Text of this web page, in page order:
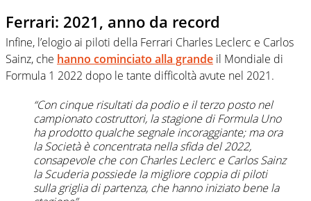
Ferrari: 2021, anno da record
Infine, l’elogio ai piloti della Ferrari Charles Leclerc e Carlos
Sainz, che hanno cominciato alla grande il Mondiale di
Formula 1 2022 dopo le tante difficoltà avute nel 2021.
“Con cinque risultati da podio e il terzo posto nel
campionato costruttori, la stagione di Formula Uno
ha prodotto qualche segnale incoraggiante; ma ora
la Società è concentrata nella sfida del 2022,
consapevole che con Charles Leclerc e Carlos Sainz
la Scuderia possiede la migliore coppia di piloti
sulla griglia di partenza, che hanno iniziato bene la